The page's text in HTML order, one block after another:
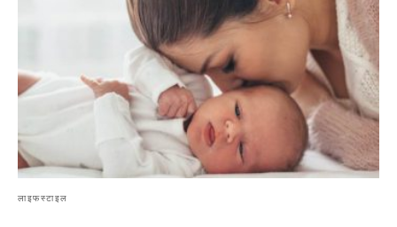
लाइफस्टाइल